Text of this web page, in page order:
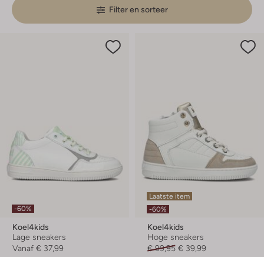
Filter en sorteer
-60%
Koel4kids
Lage sneakers
Vanaf € 37,99
Laatste item
-60%
Koel4kids
Hoge sneakers
€ 99,95 € 39,99